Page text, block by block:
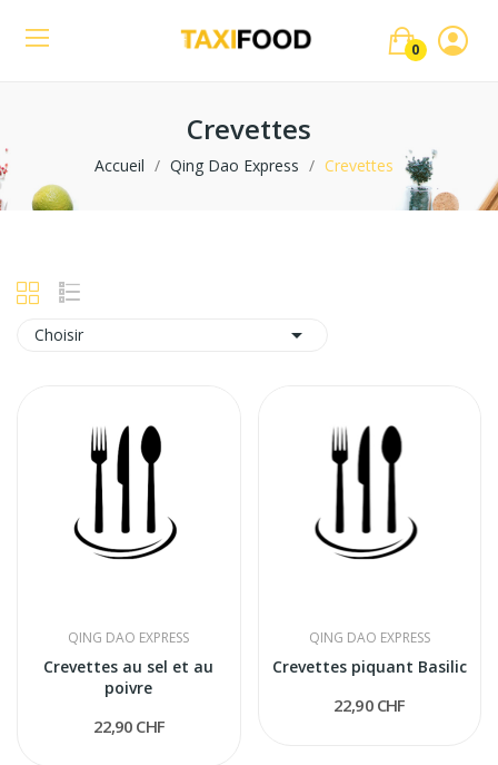
0
Crevettes
Accueil Qing Dao Express Crevettes
Choisir 
QING DAO EXPRESS
Crevettes au sel et au
poivre
22,90 CHF
QING DAO EXPRESS
Crevettes piquant Basilic
22,90 CHF